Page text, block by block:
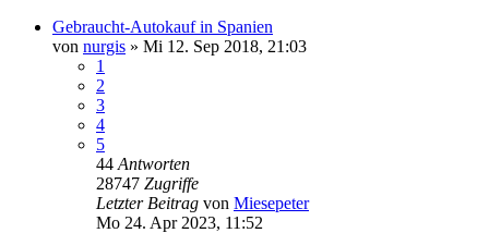
Gebraucht-Autokauf in Spanien
von nurgis » Mi 12. Sep 2018, 21:03
1
2
3
4
5
44 Antworten
28747 Zugriffe
Letzter Beitrag von Miesepeter
Mo 24. Apr 2023, 11:52